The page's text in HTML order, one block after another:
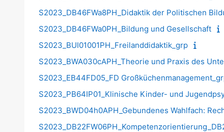
S2023_DB46FWa8PH_Didaktik der Politischen
S2023_DB46FWa0PH_Bildung und Gesellschaft
S2023_BUI01001PH_Freilanddidaktik_grp
S2023_BWA030cAPH_Theorie und Praxis des
S2023_EB44FD05_FD
S2023_PB64IP01_Klinische Kinder- und
S2023_BWD04h0APH_Gebundenes Wahlfach: